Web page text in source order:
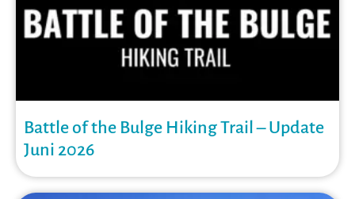
Battle of the Bulge Hiking Trail – Update
Juni 2026